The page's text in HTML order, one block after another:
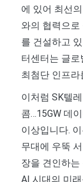
에 있어 최선
와의 협력으
를 건설하고
터센터는 글로
최첨단 인프라
이처럼 SK텔
콤…15GW 데
이상입니다.
무대에 우뚝
장을 견인하
AI 시대의 미